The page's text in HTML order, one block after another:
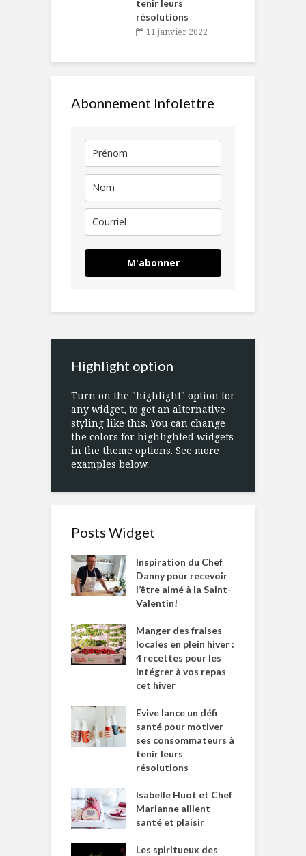
tenir leurs
résolutions
11 janvier 2022
Abonnement Infolettre
M'abonner
Highlight option
Turn on the "highlight" option for
any widget, to get an alternative
styling like this. You can change
the colors for highlighted widgets
in the theme options. See more
examples below.
Posts Widget
Inspiration du Chef
Danny pour recevoir
l’être aimé à la Saint-
Valentin!
Manger des fraises
locales en plein hiver :
4 recettes pour les
intégrer à vos repas
cet hiver
Evive lance un défi
santé pour motiver
ses consommateurs à
tenir leurs
résolutions
Isabelle Huot et Chef
Marianne allient
santé et plaisir
Les spiritueux des